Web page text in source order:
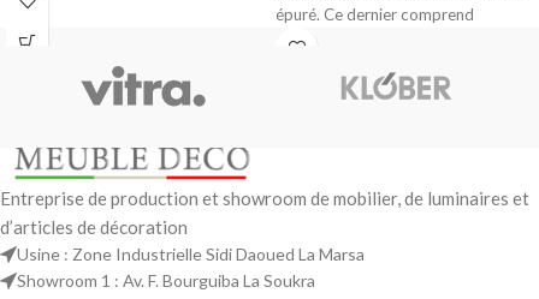
épuré. Ce dernier comprend
Entreprise de production et showroom de mobilier, de luminaires et
d’articles de décoration
Usine : Zone Industrielle Sidi Daoued La Marsa
Showroom 1 : Av. F. Bourguiba La Soukra